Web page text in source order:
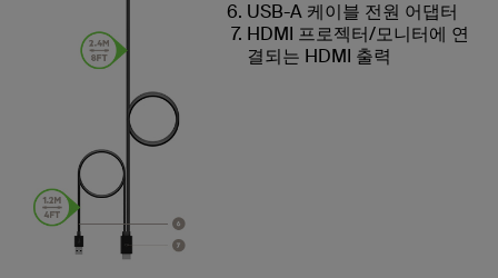
USB-A 케이블 전원 어댑터
HDMI 프로젝터/모니터에 연
결되는 HDMI 출력